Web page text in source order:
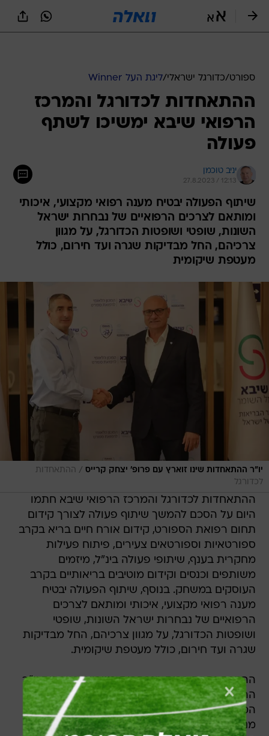
ספורט/כדורגל ישראלי/ליגת העל Winner
ההתאחדות לכדורגל והמרכז
הרפואי שיבא ימשיכו לשתף
פעולה
יניב טוכמן
27.8.2023 / 12:13
שיתוף הפעולה יבטיח מענה רפואי מקצועי, איכותי
ומותאם לצרכים הרפואיים של נבחרות ישראל
השונות, שופטי ושופטות הכדורגל, על מגוון
צרכיהם, החל מבדיקות שגרה ועד חירום, כולל
מעטפת שיקומית
יו"ר ההתאחדות שינו זוארץ עם פרופ' יצחק קרייס /
ההתאחדות
לכדורגל
ההתאחדות לכדורגל והמרכז הרפואי שיבא חתמו
היום על הסכם להמשך שיתוף פעולה לצורך קידום
תחום רפואת הספורט, קידום אורח חיים בריא בקרב
ספורטאיות וספורטאים צעירים, פיתוח פעילות
מחקרית בענף, שיתופי פעולה בינ"ל, מיזמים
משותפים וכנסים וקידום מוטיבים בריאותיים בקרב
העוסקים במשחק. בנוסף, שיתוף הפעולה יבטיח
מענה רפואי מקצועי, איכותי ומותאם לצרכים
הרפואיים של נבחרות ישראל השונות, שופטי
ושופטות הכדורגל, על מגוון צרכיהם, החל מבדיקות
שגרה ועד חירום, כולל מעטפת שיקומית.
ההסכם נחתם בבית הנבחרות בשפיים בנוכחות יו"ר
ההתאחדות שינו זוארץ, המנכ"ל ניב גולדשטיין,
המנהל הטכני של הנבחרות הצעירות בוני גינצבורג,
מנהל המרכז הרפואי שיבא פרופ' יצחק קרייס,